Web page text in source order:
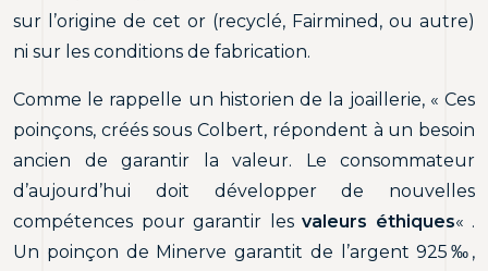
sur l’origine de cet or (recyclé, Fairmined, ou autre)
ni sur les conditions de fabrication.
Comme le rappelle un historien de la joaillerie, « Ces
poinçons, créés sous Colbert, répondent à un besoin
ancien de garantir la valeur. Le consommateur
d’aujourd’hui doit développer de nouvelles
compétences pour garantir les valeurs éthiques« .
Un poinçon de Minerve garantit de l’argent 925‰,